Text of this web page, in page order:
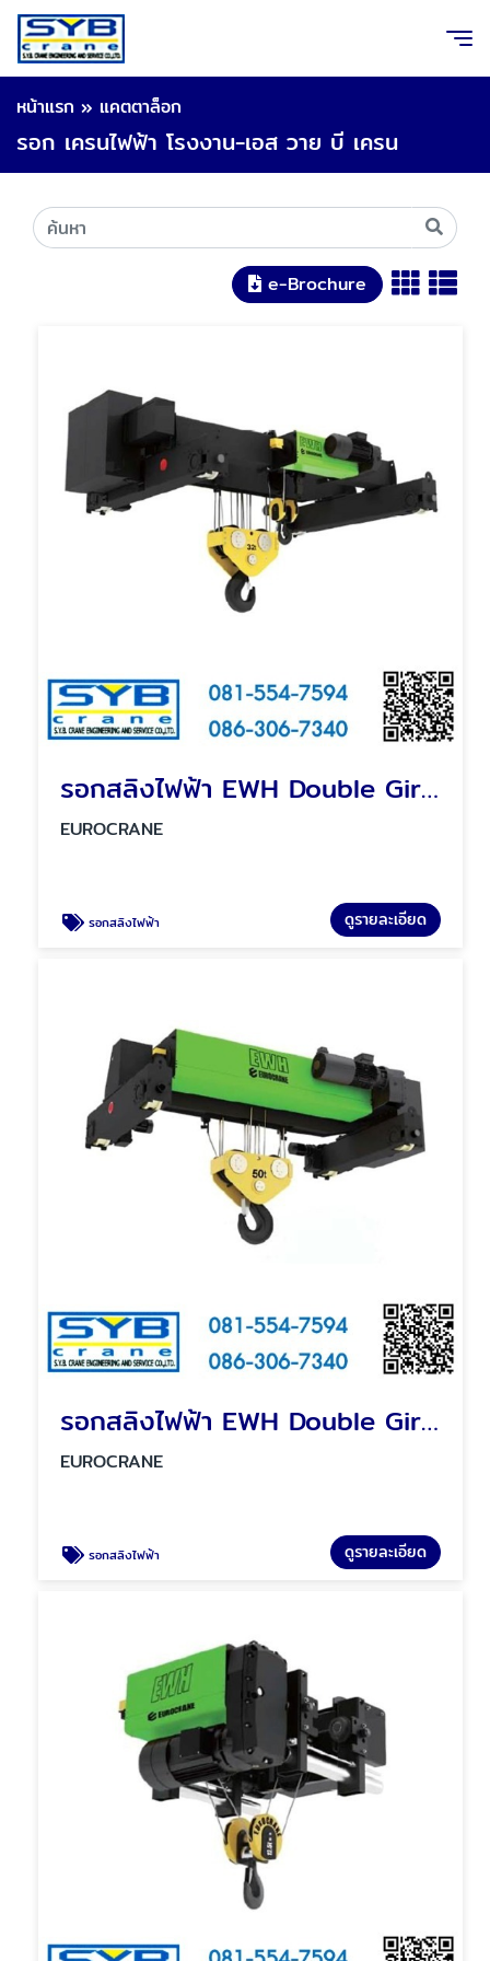
หน้าแรก » แคตตาล็อก
รอก เครนไฟฟ้า โรงงาน-เอส วาย บี เครน
e-Brochure
รอกสลิงไฟฟ้า EWH Double Girder Double Hook Electric Hoist
EUROCRANE
รอกสลิงไฟฟ้า ดูรายละเอียด
รอกสลิงไฟฟ้า EWH Double Girder Electric Hoist
EUROCRANE
รอกสลิงไฟฟ้า ดูรายละเอียด